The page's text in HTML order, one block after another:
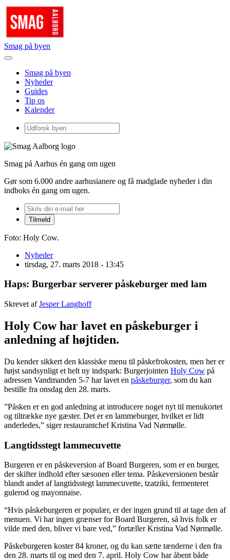
Smag på byen
Smag på byen
Nyheder
Guides
Tip os
Kalender
Smag på Aarhus én gang om ugen
Gør som 6.000 andre aarhusianere og få madglade nyheder i din
indboks én gang om ugen.
Foto: Holy Cow.
Nyheder
tirsdag, 27. marts 2018 - 13:45
Haps: Burgerbar serverer påskeburger med lam
Skrevet afJesper Langhoff
Holy Cow har lavet en påskeburger i
anledning af højtiden.
Du kender sikkert den klassiske menu til påskefrokosten, men her er
højst sandsynligt et helt ny indspark: Burgerjointen Holy Cow på
adressen Vandmanden 5-7 har lavet en påskeburger, som du kan
bestille fra onsdag den 28. marts.
”Påsken er en god anledning at introducere noget nyt til menukortet
og tiltrække nye gæster. Det er en lammeburger, hvilket er lidt
anderledes,” siger restaurantchef Kristina Vad Nørmølle.
Langtidsstegt lammecuvette
Burgeren er en påskeversion af Board Burgeren, som er en burger,
der skifter indhold efter sæsonen eller tema. Påskeversionen består
blandt andet af langtidsstegt lammecuvette, tzatziki, fermenteret
gulerod og mayonnaise.
“Hvis påskeburgeren er populær, er der ingen grund til at tage den af
menuen. Vi har ingen grænser for Board Burgeren, så hvis folk er
vilde med den, bliver vi bare ved,” fortæller Kristina Vad Nørmølle.
Påskeburgeren koster 84 kroner, og du kan sætte tænderne i den fra
den 28. marts til og med den 7. april. Holy Cow har åbent både